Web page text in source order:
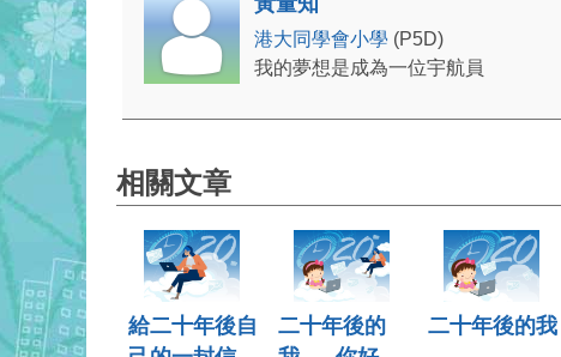
港大同學會小學 (P5D)
我的夢想是成為一位宇航員
相關文章
給二十年後自
二十年後的
二十年後的我